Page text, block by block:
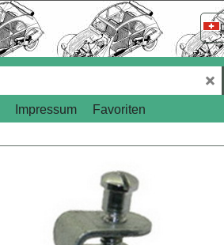
Impressum
Favoriten